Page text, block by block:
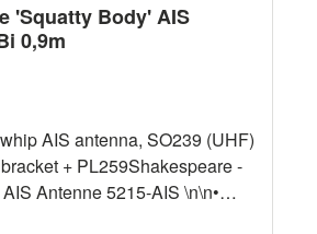
'Squatty Body' AIS
0,9m
AIS antenna, SO239 (UHF)
+ PL259Shakespeare -
Antenne 5215-AIS \n\n•